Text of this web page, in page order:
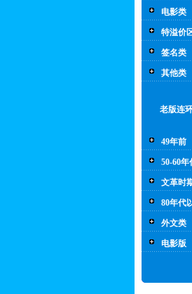
电影类
特溢价
签名类
其他类
老版连
49年前
50-60年
文革时
80年代
外文类
电影版